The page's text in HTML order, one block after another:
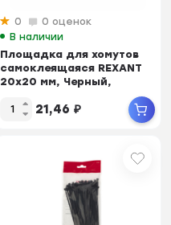
0
0 оценок
В наличии
Площадка для хомутов
самоклеящаяся REXANT
20х20 мм, Черный,
21,46 ₽